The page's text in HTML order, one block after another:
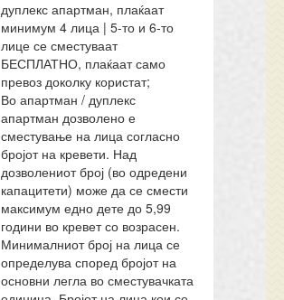
дуплекс апартман, плаќаат
минимум 4 лица | 5-то и 6-то
лице се сместуваат
БЕСПЛАТНО, плаќаат само
превоз доколку користат;
Во апартман / дуплекс
апартман дозволено е
сместување на лица согласно
бројот на кревети. Над
дозволениот број (во одредени
капацитети) може да се смести
максимум едно дете до 5,99
години во кревет со возрасен.
Минималниот број на лица се
определува според бројот на
основни легла во сместувачката